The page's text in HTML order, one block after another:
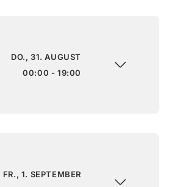
DO., 31. AUGUST
00:00 - 19:00
FR., 1. SEPTEMBER